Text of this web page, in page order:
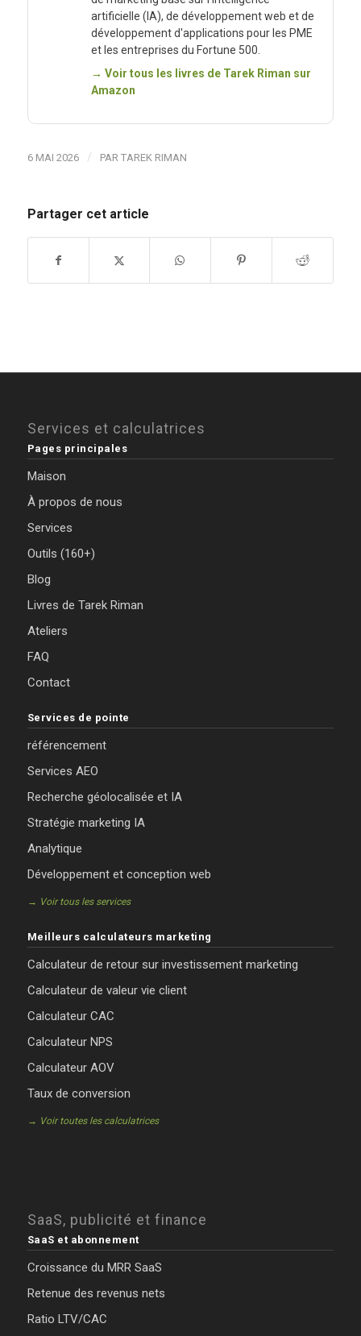
artificielle (IA), de développement web et de
développement d'applications pour les PME
et les entreprises du Fortune 500.
→ Voir tous les livres de Tarek Riman sur
Amazon
6 MAI 2026 / PAR TAREK RIMAN
Partager cet article
Services et calculatrices
Pages principales
Maison
À propos de nous
Services
Outils (160+)
Blog
Livres de Tarek Riman
Ateliers
FAQ
Contact
Services de pointe
référencement
Services AEO
Recherche géolocalisée et IA
Stratégie marketing IA
Analytique
Développement et conception web
→ Voir tous les services
Meilleurs calculateurs marketing
Calculateur de retour sur investissement marketing
Calculateur de valeur vie client
Calculateur CAC
Calculateur NPS
Calculateur AOV
Taux de conversion
→ Voir toutes les calculatrices
SaaS, publicité et finance
SaaS et abonnement
Croissance du MRR SaaS
Retenue des revenus nets
Ratio LTV/CAC